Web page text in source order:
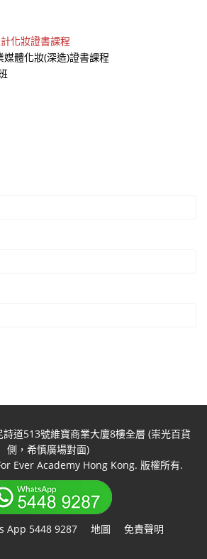
化妝證書課程
媒體化妝(深造)證書課程
道513號維寶商業大廈8樓全層 (崇光百貨
側，希慎廣場對面)
Ever Academy Hong Kong. 版權所有.
App 5448 9287 地圖 免責聲明